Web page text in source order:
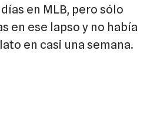
en MLB, pero sólo
en ese lapso y no había
en casi una semana.